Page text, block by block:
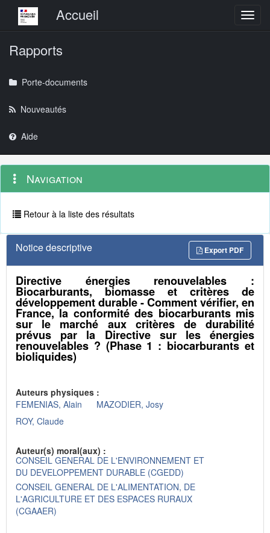
Menu principalAccueil
Rapports
Porte-documents
Nouveautés
Aide
Navigation
outils
Menu
contextuel
Navigation
Retour à la liste des résultats
Notice descriptive Export PDF
Directive énergies renouvelables :
Biocarburants, biomasse et critères de
développement durable - Comment vérifier, en
France, la conformité des biocarburants mis
sur le marché aux critères de durabilité
prévus par la Directive sur les énergies
renouvelables ? (Phase 1 : biocarburants et
bioliquides)
Auteurs physiques :
FEMENIAS, Alain
MAZODIER, Josy
ROY, Claude
Auteur(s) moral(aux) :
CONSEIL GENERAL DE L'ENVIRONNEMENT ET
DU DEVELOPPEMENT DURABLE (CGEDD)
CONSEIL GENERAL DE L'ALIMENTATION, DE
L'AGRICULTURE ET DES ESPACES RURAUX
(CGAAER)